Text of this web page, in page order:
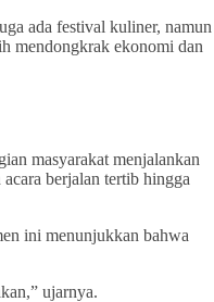
ada festival kuliner, namun
mendongkrak ekonomi dan
masyarakat menjalankan
berjalan tertib hingga
ini menunjukkan bahwa
ujarnya.